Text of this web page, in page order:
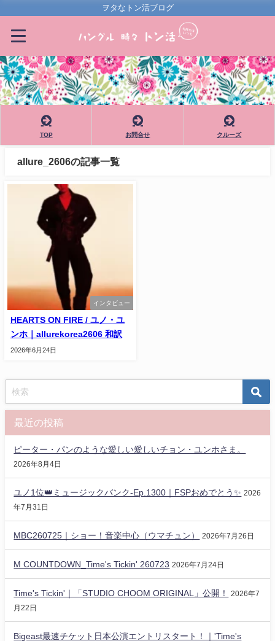
ヲタなトン活ブログ
TOP お問合せ クルーズ
allure_2606の記事一覧
インタビュー
HEARTS ON FIRE / ユノ・ユ​​
ンホ｜allurekorea2606 和訳
2026年6月24日
最近の投稿
ピーター・パンのような愛しい愛しいチョン・ユンホさま。
2026年8月4日
ユノ1位👑ミュージックバンク-Ep.1300｜FSPおめでとう✨️ 2026
年7月31日
MBC260725｜ショー！音楽中心（ウマチュン） 2026年7月26日
M COUNTDOWN_Time's Tickin' 260723 2026年7月24日
Time's Tickin'｜「STUDIO CHOOM ORIGINAL」公開！
2026年7
月22日
Bigeast最速チケット日本公演エントリスタート！｜'Time's